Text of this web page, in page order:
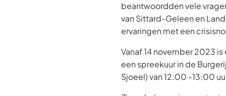
beantwoordden vele
van Sittard-Geleen en
ervaringen met een
Vanaf 14 november 2023
een spreekuur in de
Sjoeel) van 12:00 -13:00